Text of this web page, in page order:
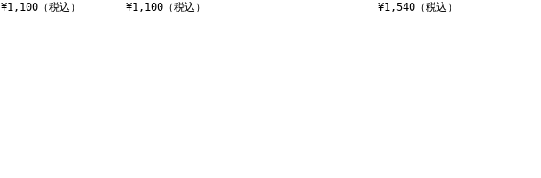
¥1,100（税込） ¥1,100（税込） ¥1,540（税込）